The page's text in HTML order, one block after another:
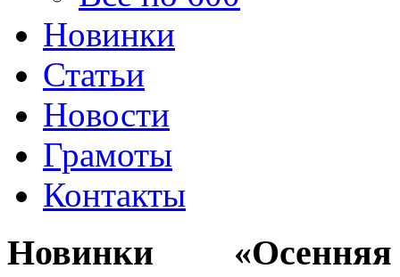
Новинки
Статьи
Новости
Грамоты
Контакты
Новинки «Осенняя